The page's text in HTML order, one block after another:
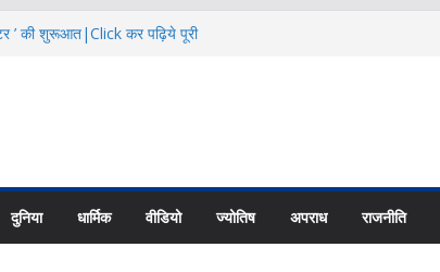
’ की शुरूआत|Click कर पढ़िये पूरी
के विकास पर करें फोकस: CS|Click
कर पढ़िये पूरी News
दुनिया धार्मिक वीडियो ज्योतिष अपराध राजनीति